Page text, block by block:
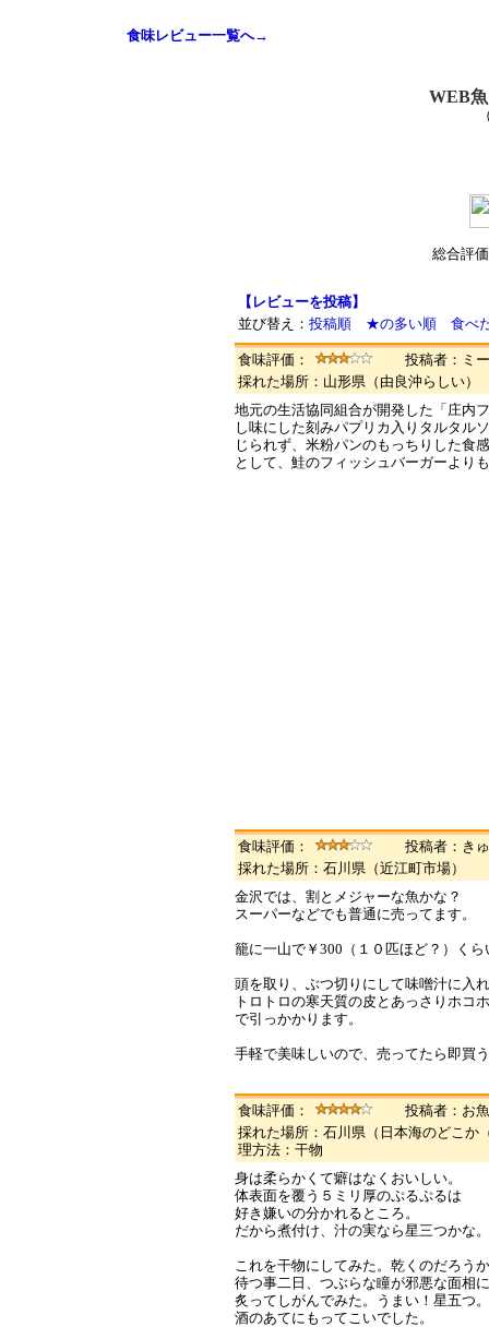
食味レビュー一覧へ→
WEB
総合評
【レビューを投稿】
並び替え： 投稿順 ★の多い順 食べ
食味評価：
投稿者：ミ
採れた場所：山形県（由良沖らし
地元の生活協同組合が開発した「庄内
し味にした刻みパプリカ入りタルタル
じられず、米粉パンのもっちりした食
として、鮭のフィッシュバーガーより
食味評価：
投稿者：き
採れた場所：石川県（近江町市場
金沢では、割とメジャーな魚かな？
スーパーなどでも普通に売ってます。
籠に一山で￥300（１０匹ほど？）くら
頭を取り、ぶつ切りにして味噌汁に入
トロトロの寒天質の皮とあっさりホコ
で引っかかります。
手軽で美味しいので、売ってたら即買
食味評価：
投稿者：お
採れた場所：石川県（日本海のど
理方法：干物
身は柔らかくて癖はなくおいしい。
体表面を覆う５ミリ厚のぷるぷるは
好き嫌いの分かれるところ。
だから煮付け、汁の実なら星三つかな。
これを干物にしてみた。乾くのだろう
待つ事二日、つぶらな瞳が邪悪な面相
炙ってしがんでみた。うまい！星五つ。
酒のあてにもってこいでした。